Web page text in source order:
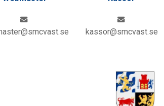
kassor@smcvast.se